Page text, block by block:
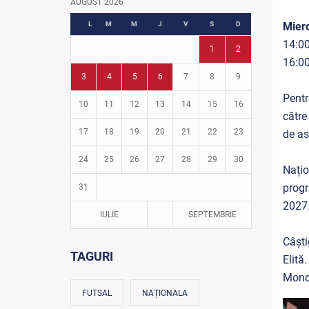
Fotbal în grădinițe
AUGUST 2026
L M M J V S D
1 2
3 4 5 6 7 8 9
10 11 12 13 14 15 16
17 18 19 20 21 22 23
24 25 26 27 28 29 30
31
IULIE SEPTEMBRIE
TAGURI
FUTSAL NAȚIONALA
de
2027.